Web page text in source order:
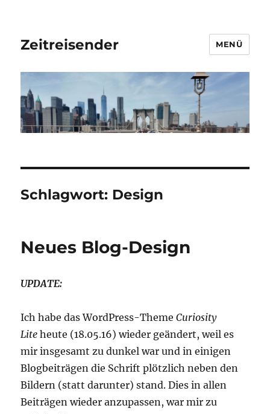
Zeitreisender MENÜ
Schlagwort: Design
Neues Blog-Design
UPDATE:
Ich habe das WordPress-ThemeCuriosity
Liteheute (18.05.16) wieder geändert, weil es
mir insgesamt zu dunkel war und in einigen
Blogbeiträgen die Schrift plötzlich neben den
Bildern (statt darunter) stand. Dies in allen
Beiträgen wieder anzupassen, war mir zu